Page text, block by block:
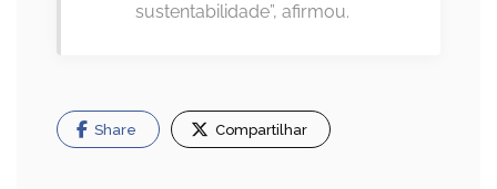
sustentabilidade”, afirmou.
Share Compartilhar